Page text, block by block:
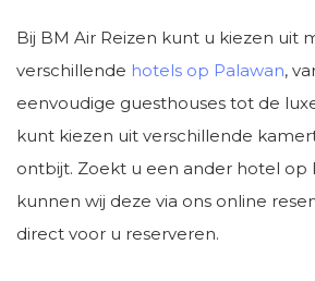
Bij BM Air Reizen kunt u kiezen uit
verschillende hotels op Palawan,
eenvoudige guesthouses tot de
kunt kiezen uit verschillende
ontbijt. Zoekt u een ander hotel op
kunnen wij deze via ons online
direct voor u reserveren.